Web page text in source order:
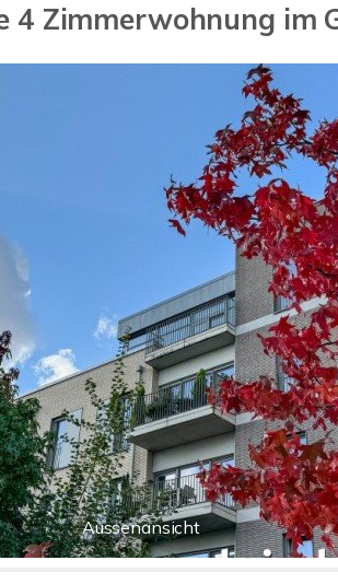
4 Zimmerwohnung im
Aussenansicht